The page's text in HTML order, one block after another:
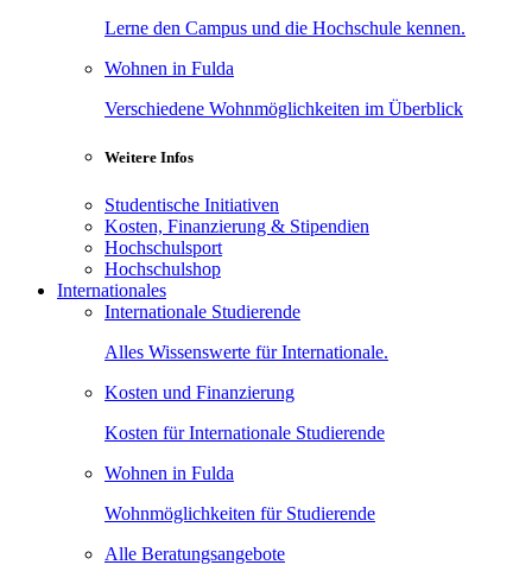
Lerne den Campus und die Hochschule kennen.
Wohnen in Fulda
Verschiedene Wohnmöglichkeiten im Überblick
Weitere Infos
Studentische Initiativen
Kosten, Finanzierung & Stipendien
Hochschulsport
Hochschulshop
Internationales
Internationale Studierende
Alles Wissenswerte für Internationale.
Kosten und Finanzierung
Kosten für Internationale Studierende
Wohnen in Fulda
Wohnmöglichkeiten für Studierende
Alle Beratungsangebote